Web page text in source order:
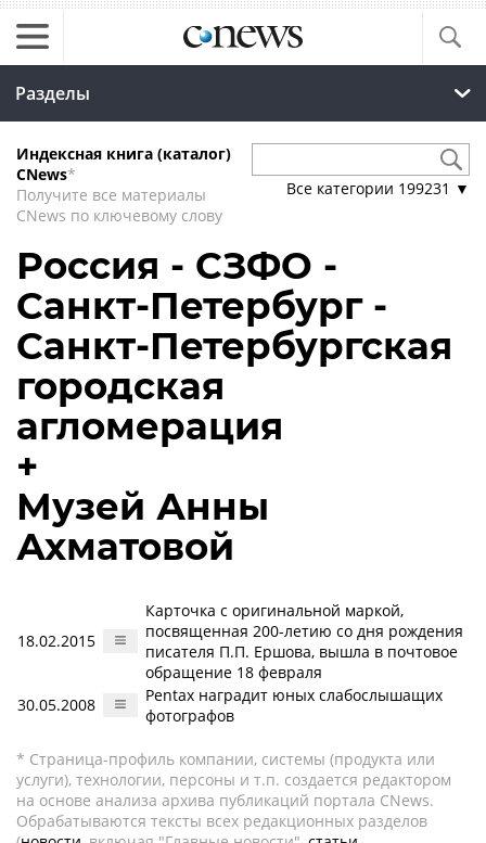
Разделы
Индексная книга (каталог)
CNews*
Получите все материалы
CNews по ключевому слову
Все категории 199231 ▼
Россия - СЗФО -
Санкт-Петербург -
Санкт-Петербургская
городская
агломерация
+
Музей Анны
Ахматовой
18.02.2015
Карточка с оригинальной маркой,
посвященная 200-летию со дня рождения
писателя П.П. Ершова, вышла в почтовое
обращение 18 февраля
30.05.2008
Pentax наградит юных слабослышащих
фотографов
* Страница-профиль компании, системы (продукта или
услуги), технологии, персоны и т.п. создается редактором
на основе анализа архива публикаций портала CNews.
Обрабатываются тексты всех редакционных разделов